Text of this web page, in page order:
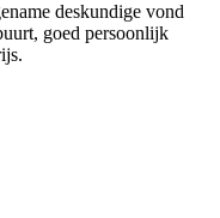
deskundige vond
goed persoonlijk